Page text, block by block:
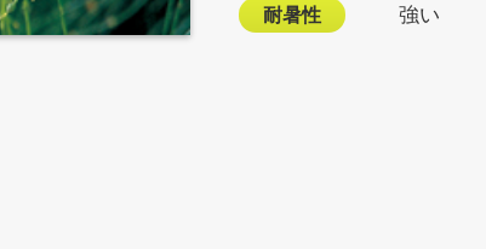
耐暑性 強い